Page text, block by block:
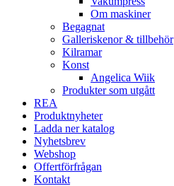
Om maskiner
Begagnat
Galleriskenor & tillbehör
Kilramar
Konst
Angelica Wiik
Produkter som utgått
REA
Produktnyheter
Ladda ner katalog
Nyhetsbrev
Webshop
Offertförfrågan
Kontakt